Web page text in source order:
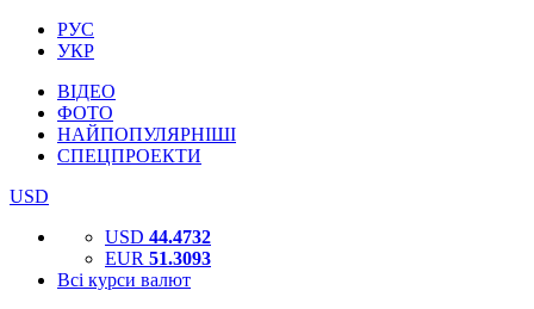
РУС
УКР
ВІДЕО
ФОТО
НАЙПОПУЛЯРНІШІ
СПЕЦПРОЕКТИ
USD
USD 44.4732
EUR 51.3093
Всі курси валют